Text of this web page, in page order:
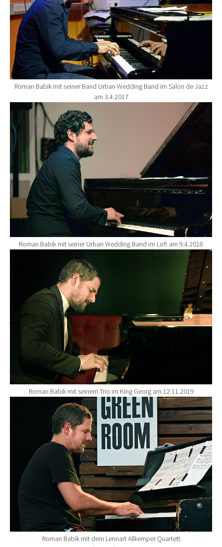
Roman Babik mit seiner Band Urban Wedding Band im Salon de Jazz
am 3.4.2017
Show larger version for:
Roman Babik mit seiner Urban Wedding Band im Loft am 9.4.2018
Roman Babik mit seinem Trio im King Georg am 12.11.2019
Show larger version for:
Roman Babik mit dem Lennart Allkemper Quartett